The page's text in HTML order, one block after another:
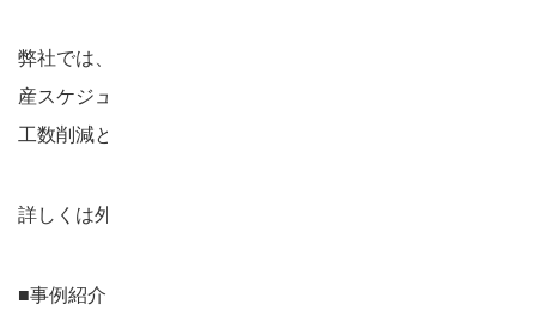
弊社では、脱属人化、即感迅決、連携可視を目指して「生
産スケジューラAsprova」を導入し、
工数削減と生産性の向上につながりました。
詳しくは外部リンクをご参照ください。
■事例紹介（外部リンク）